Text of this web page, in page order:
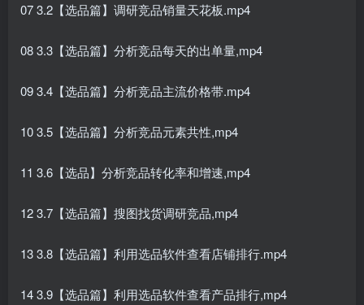
07 3.2【选品篇】调研竞品销量天花板.mp4
08 3.3【选品篇】分析竞品每天的出单量,mp4
09 3.4【选品篇】分析竞品主流价格带.mp4
10 3.5【选品篇】分析竞品元素共性,mp4
11 3.6【选品】分析竞品转化率和增速,mp4
12 3.7【选品篇】搜图找货调研竞品,mp4
13 3.8【选品篇】利用选品软件查看店铺排行.mp4
14 3.9【选品篇】利用选品软件查看产品排行,mp4